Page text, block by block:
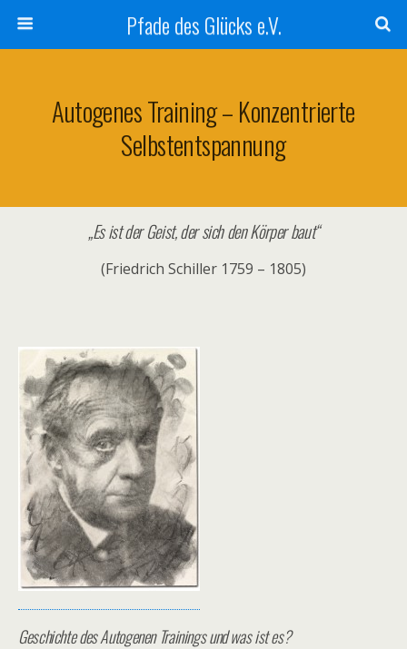
Pfade des Glücks e.V.
Autogenes Training – Konzentrierte
Selbstentspannung
„Es ist der Geist, der sich den Körper baut“
(Friedrich Schiller 1759 – 1805)
Geschichte des Autogenen Trainings und was ist es?